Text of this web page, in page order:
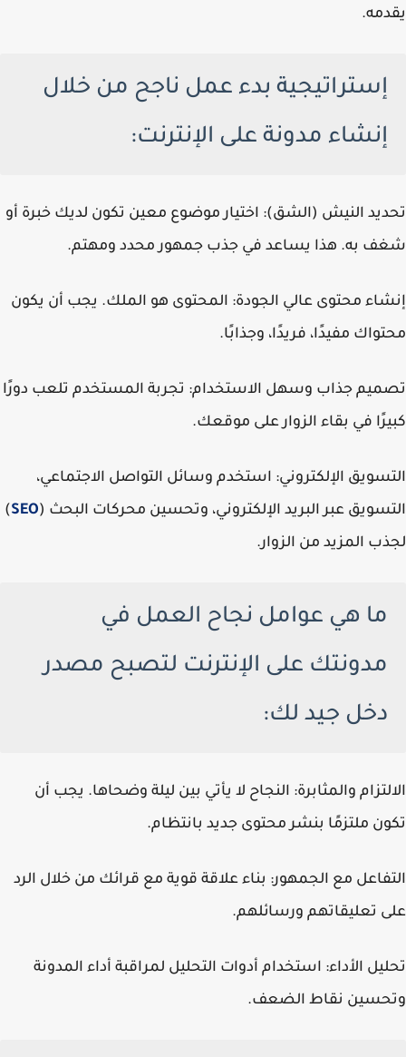
يقدمه.
إستراتيجية بدء عمل ناجح من خلال
إنشاء مدونة على الإنترنت:
تحديد النيش (الشق): اختيار موضوع معين تكون لديك خبرة أو
شغف به. هذا يساعد في جذب جمهور محدد ومهتم.
إنشاء محتوى عالي الجودة: المحتوى هو الملك. يجب أن يكون
محتواك مفيدًا، فريدًا، وجذابًا.
تصميم جذاب وسهل الاستخدام: تجربة المستخدم تلعب دورًا
كبيرًا في بقاء الزوار على موقعك.
التسويق الإلكتروني: استخدم وسائل التواصل الاجتماعي،
التسويق عبر البريد الإلكتروني، وتحسين محركات البحث (SEO
)
لجذب المزيد من الزوار.
ما هي عوامل نجاح العمل في
مدونتك على الإنترنت لتصبح مصدر
دخل جيد لك:
الالتزام والمثابرة: النجاح لا يأتي بين ليلة وضحاها. يجب أن
تكون ملتزمًا بنشر محتوى جديد بانتظام.
التفاعل مع الجمهور: بناء علاقة قوية مع قرائك من خلال الرد
على تعليقاتهم ورسائلهم.
تحليل الأداء: استخدام أدوات التحليل لمراقبة أداء المدونة
وتحسين نقاط الضعف.